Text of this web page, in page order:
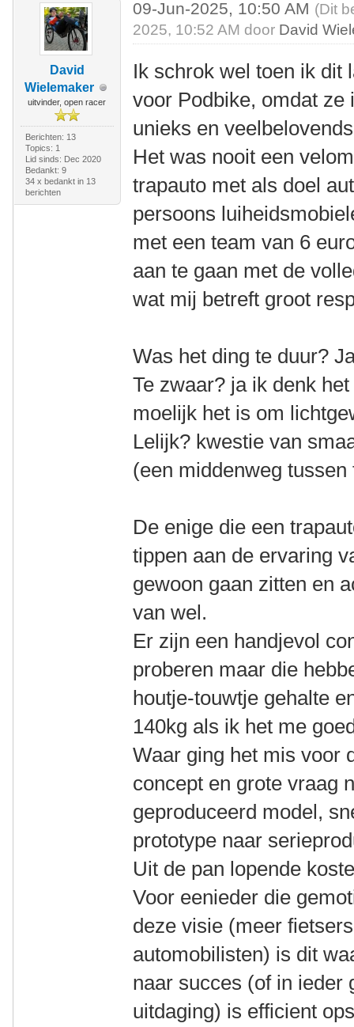
David
Wielemaker
uitvinder, open racer
Berichten: 13
Topics: 1
Lid sinds: Dec 2020
Bedankt: 9
34 x bedankt in 13
berichten
09-Jun-2025, 10:50 AM (Dit
2025, 10:52 AM door David
Ik schrok wel toen ik dit
voor Podbike, omdat
unieks en
Het was nooit een
trapauto met als doel
persoons
met een team van 6
aan te gaan met de
wat mij betreft groot
Was het ding te duur?
Te zwaar? ja ik denk
moelijk het is om
Lelijk? kwestie van
(een middenweg
De enige die een
tippen aan de ervaring
gewoon gaan zitten en
van wel.
Er zijn een handjevol
proberen maar die
houtje-touwtje gehalte
140kg als ik het me
Waar ging het mis voor
concept en grote vraag
geproduceerd model,
prototype naar
Uit de pan lopende
Voor eenieder die
deze visie (meer
automobilisten) is dit
naar succes (of in ieder
uitdaging) is efficient